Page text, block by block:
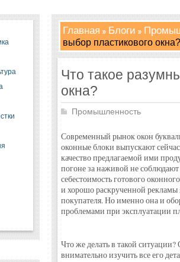
Главная Блоги
выбор пластикового окна?
Что такое
окна?
Промышленность
Современный рынок окон
оконные блоки выпускают
качество предлагаемой ими
погоне за наживой не соблюдают
себестоимость готового
и хорошо раскрученной рекламы
покупателя. Но именно она и
проблемами при эксплуатации
Что же делать в такой
внимательно изучить все его